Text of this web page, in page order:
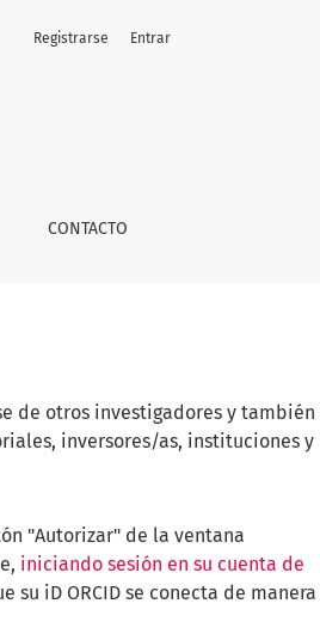
CONTACTO
Registrarse Entrar
de otros investigadores y también
inversores/as, instituciones y
"Autorizar" de la ventana
iniciando sesión en su cuenta de
iD ORCID se conecta de manera